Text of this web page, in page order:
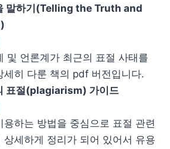
말하기(Telling the Truth and
및 언론계가 최근의 표절 사태를
세히 다룬 책의 pdf 버전입니다.
표절(plagiarism) 가이드
용하는 방법을 중심으로 표절 관련
상세하게 정리가 되어 있어서 유용